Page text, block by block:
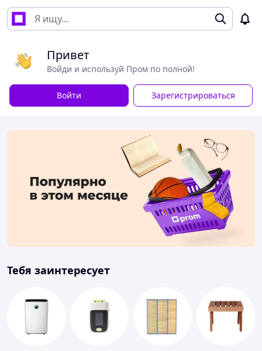
Привет
Войди и используй Пром по полной!
Войти Зарегистрироваться
Тебя заинтересует